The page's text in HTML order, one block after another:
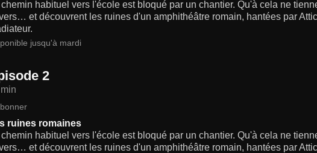
chemin habituel vers l'école est bloqué par un chantier. Qu'à cela ne
et découvrent les ruines d'un amphithéâtre romain, hantées par
jusqu'à mardi
2
ruines romaines
chemin habituel vers l'école est bloqué par un chantier. Qu'à cela ne
et découvrent les ruines d'un amphithéâtre romain, hantées par